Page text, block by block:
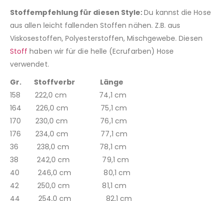
Stoffempfehlung für diesen Style:Du kannst die Hose
aus allen leicht fallenden Stoffen nähen. Z.B. aus
Viskosestoffen, Polyesterstoffen, Mischgewebe. Diesen
Stoff haben wir für die helle (Ecrufarben) Hose
verwendet.
Gr. Stoffverbr Länge
158 222,0 cm 74,1 cm
164 226,0 cm 75,1 cm
170 230,0 cm 76,1 cm
176 234,0 cm 77,1 cm
36 238,0 cm 78,1 cm
38 242,0 cm 79,1 cm
40 246,0 cm 80,1 cm
42 250,0 cm 81,1 cm
44 254,0 cm 82,1 cm